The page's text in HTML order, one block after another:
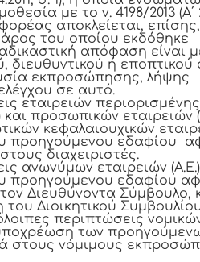
με το ν. 4198/2013 (Α΄
αποκλείεται,
του οποίου εκδόθηκε
απόφαση είναι
διευθυντικού ή
εκπροσώπησης, λήψης
σε αυτό.
εταιρειών περιορισμένης
και προσωπικών εταιρειών
κεφαλαιουχικών
προηγούμενου εδαφίου
διαχειριστές.
ανωνύμων εταιρειών
προηγούμενου εδαφίου
τον Διευθύνοντα Σύμβουλο,
του Διοικητικού
περιπτώσεις
των
στους νόμιμους